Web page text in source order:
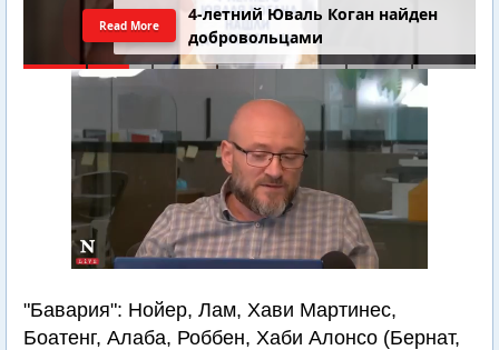
4-летний Юваль Коган найден
добровольцами
Read More
"Бавария": Нойер, Лам, Хави Мартинес,
Боатенг, Алаба, Роббен, Хаби Алонсо (Бернат,